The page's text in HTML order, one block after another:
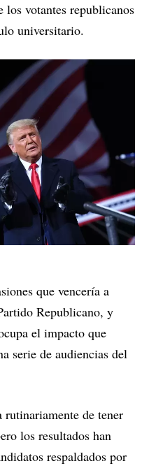
los votantes republicanos
universitario.
que vencería a
Republicano, y
el impacto que
serie de audiencias del
rutinariamente de tener
los resultados han
respaldados por